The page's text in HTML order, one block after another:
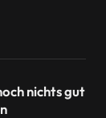
nichts gut